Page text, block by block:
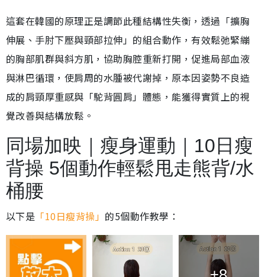
這套在韓國的原理正是調節此種結構性失衡，透過「擴胸
伸展、手肘下壓與頸部拉伸」的組合動作，有效鬆弛緊繃
的胸部肌群與斜方肌，協助胸腔重新打開，促進局部血液
與淋巴循環，使肩周的水腫被代謝掉，原本因姿勢不良造
成的肩頸厚重感與「駝背圓肩」體態，能獲得實質上的視
覺改善與結構放鬆。
同場加映｜瘦身運動｜10日瘦
背操 5個動作輕鬆甩走熊背/水
桶腰
以下是 「10日瘦背操」 的5個動作教學：